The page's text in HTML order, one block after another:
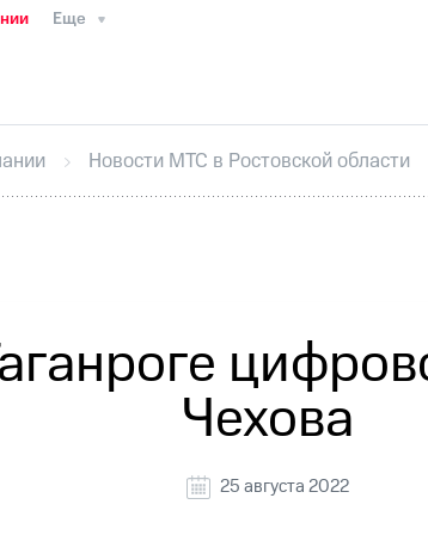
Еще
ИнтервьюФинансовая
секретарьРаскрытие информации
кабинет акционераАкционерный
Новости МТС в Ростовской области
Чехова
25 августа 2022